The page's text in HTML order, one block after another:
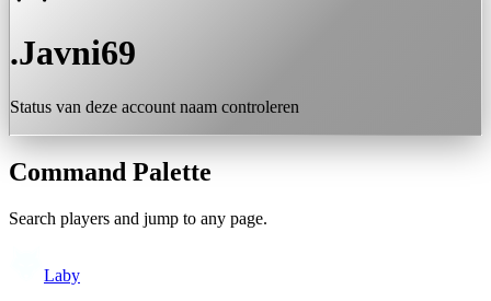
.Javni69
Status van deze account naam controleren
Command Palette
Search players and jump to any page.
Laby